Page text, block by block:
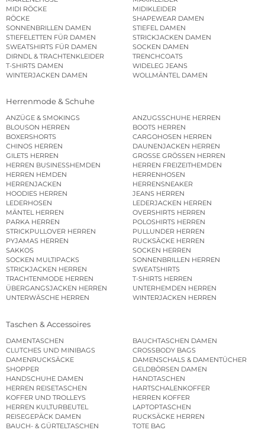
MIDI RÖCKE
MIDIKLEIDER
RÖCKE
SHAPEWEAR DAMEN
SONNENBRILLEN DAMEN
STIEFEL DAMEN
STIEFELETTEN FÜR DAMEN
STRICKJACKEN DAMEN
SWEATSHIRTS FÜR DAMEN
SOCKEN DAMEN
DIRNDL & TRACHTENKLEIDER
TRENCHCOATS
T-SHIRTS DAMEN
WIDELEG JEANS
WINTERJACKEN DAMEN
WOLLMÄNTEL DAMEN
Herrenmode & Schuhe
ANZÜGE & SMOKINGS
ANZUGSSCHUHE HERREN
BLOUSON HERREN
BOOTS HERREN
BOXERSHORTS
CARGOHOSEN HERREN
CHINOS HERREN
DAUNENJACKEN HERREN
GILETS HERREN
GROSSE GRÖSSEN HERREN
HERREN BUSINESSHEMDEN
HERREN FREIZEITHEMDEN
HERREN HEMDEN
HERRENHOSEN
HERRENJACKEN
HERRENSNEAKER
HOODIES HERREN
JEANS HERREN
LEDERHOSEN
LEDERJACKEN HERREN
MÄNTEL HERREN
OVERSHIRTS HERREN
PARKA HERREN
POLOSHIRTS HERREN
STRICKPULLOVER HERREN
PULLUNDER HERREN
PYJAMAS HERREN
RUCKSÄCKE HERREN
SAKKOS
SOCKEN HERREN
SOCKEN MULTIPACKS
SONNENBRILLEN HERREN
STRICKJACKEN HERREN
SWEATSHIRTS
TRACHTENMODE HERREN
T-SHIRTS HERREN
ÜBERGANGSJACKEN HERREN
UNTERHEMDEN HERREN
UNTERWÄSCHE HERREN
WINTERJACKEN HERREN
Taschen & Accessoires
DAMENTASCHEN
BAUCHTASCHEN DAMEN
CLUTCHES UND MINIBAGS
CROSSBODY BAGS
DAMENRUCKSÄCKE
DAMENSCHALS & DAMENTÜCHER
SHOPPER
GELDBÖRSEN DAMEN
HANDSCHUHE DAMEN
HANDTASCHEN
HERREN REISETASCHEN
HARTSCHALENKOFFER
KOFFER UND TROLLEYS
HERREN KOFFER
HERREN KULTURBEUTEL
LAPTOPTASCHEN
REISEGEPÄCK DAMEN
RUCKSÄCKE HERREN
BAUCH- & GÜRTELTASCHEN
TOTE BAG